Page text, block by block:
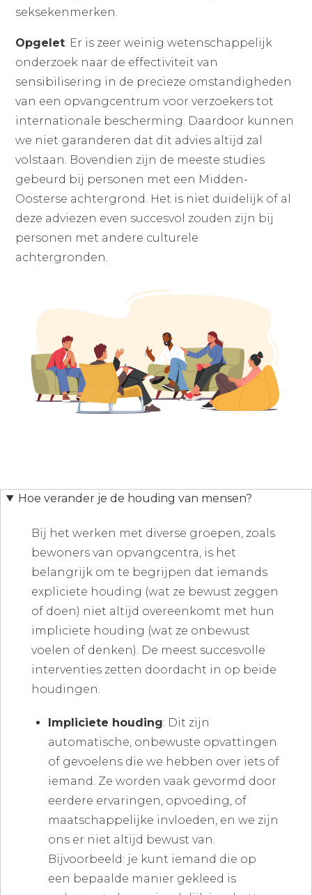
seksekenmerken.
Opgelet: Er is zeer weinig wetenschappelijk
onderzoek naar de effectiviteit van
sensibilisering in de precieze omstandigheden
van een opvangcentrum voor verzoekers tot
internationale bescherming. Daardoor kunnen
we niet garanderen dat dit advies altijd zal
volstaan. Bovendien zijn de meeste studies
gebeurd bij personen met een Midden-
Oosterse achtergrond. Het is niet duidelijk of al
deze adviezen even succesvol zouden zijn bij
personen met andere culturele
achtergronden.
Hoe verander je de houding van mensen?
Bij het werken met diverse groepen, zoals
bewoners van opvangcentra, is het
belangrijk om te begrijpen dat iemands
expliciete houding (wat ze bewust zeggen
of doen) niet altijd overeenkomt met hun
impliciete houding (wat ze onbewust
voelen of denken). De meest succesvolle
interventies zetten doordacht in op beide
houdingen.
Impliciete houding: Dit zijn
automatische, onbewuste opvattingen
of gevoelens die we hebben over iets of
iemand. Ze worden vaak gevormd door
eerdere ervaringen, opvoeding, of
maatschappelijke invloeden, en we zijn
ons er niet altijd bewust van.
Bijvoorbeeld: je kunt iemand die op
een bepaalde manier gekleed is